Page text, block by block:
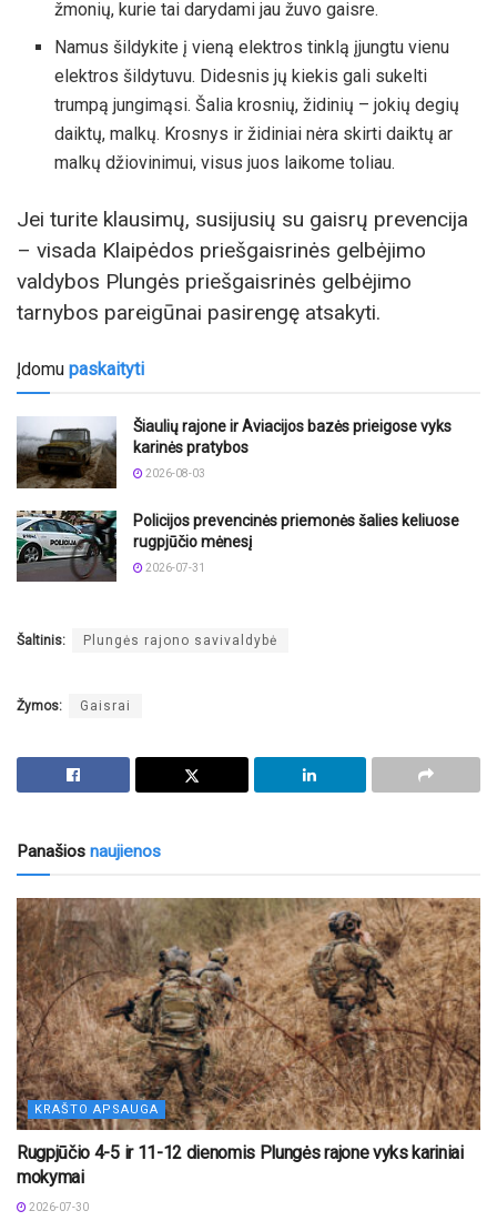
žmonių, kurie tai darydami jau žuvo gaisre.
Namus šildykite į vieną elektros tinklą įjungtu vienu
elektros šildytuvu. Didesnis jų kiekis gali sukelti
trumpą jungimąsi. Šalia krosnių, židinių – jokių degių
daiktų, malkų. Krosnys ir židiniai nėra skirti daiktų ar
malkų džiovinimui, visus juos laikome toliau.
Jei turite klausimų, susijusių su gaisrų prevencija
– visada Klaipėdos priešgaisrinės gelbėjimo
valdybos Plungės priešgaisrinės gelbėjimo
tarnybos pareigūnai pasirengę atsakyti.
Įdomu paskaityti
Šiaulių rajone ir Aviacijos bazės prieigose vyks
karinės pratybos
2026-08-03
Policijos prevencinės priemonės šalies keliuose
rugpjūčio mėnesį
2026-07-31
Šaltinis: Plungės rajono savivaldybė
Žymos: Gaisrai
Panašios naujienos
KRAŠTO APSAUGA
Rugpjūčio 4-5 ir 11-12 dienomis Plungės rajone vyks kariniai
mokymai
2026-07-30